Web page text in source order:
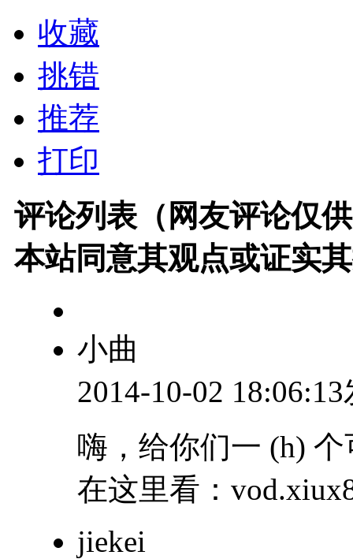
收藏
挑错
推荐
打印
评论列表（网友评论仅
本站同意其观点或证实
小曲
2014-10-02
嗨，给你们一 (h)
在这里看：
jiekei